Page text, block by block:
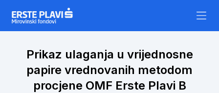
Prikaz ulaganja u vrijednosne
papire vrednovanih metodom
procjene OMF Erste Plavi B